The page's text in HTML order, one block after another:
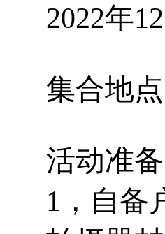
2022年
集合地
活动准备
1，自备